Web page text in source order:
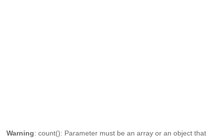
Warning: count(): Parameter must be an array or an object that